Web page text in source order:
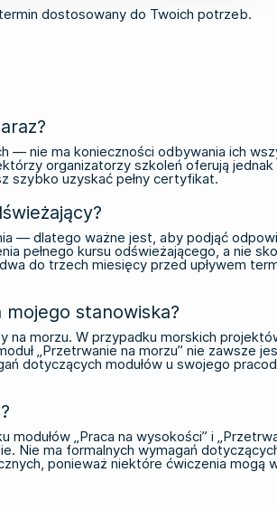
dostosowany do Twoich potrzeb.
— nie ma konieczności odbywania ich
organizatorzy szkoleń oferują jednak
szybko uzyskać pełny certyfikat.
— dlatego ważne jest, aby podjąć
pełnego kursu odświeżającego, a nie
do trzech miesięcy przed upływem
stanowiska?
na morzu. W przypadku morskich
„Przetrwanie na morzu” nie zawsze
dotyczących modułów u swojego
„Praca na wysokości” i
Nie ma formalnych wymagań
ponieważ niektóre ćwiczenia mogą